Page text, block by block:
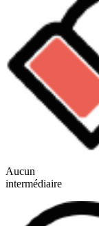
Aucun
intermédiaire